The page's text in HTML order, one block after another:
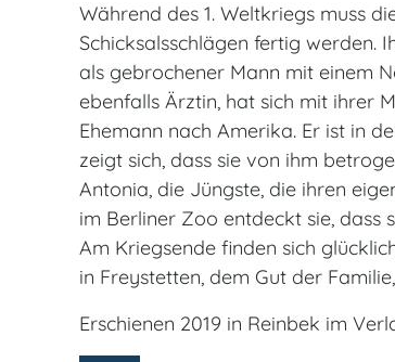
Während des 1. Weltkriegs muss
Schicksalsschlägen fertig werden.
als gebrochener Mann mit einem
ebenfalls Ärztin, hat sich mit ihrer
Ehemann nach Amerika. Er ist in
zeigt sich, dass sie von ihm
Antonia, die Jüngste, die ihren
im Berliner Zoo entdeckt sie, dass
Am Kriegsende finden sich
in Freystetten, dem Gut der
Erschienen 2019 in Reinbek im